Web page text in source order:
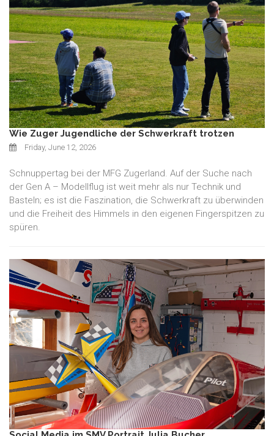
Wie Zuger Jugendliche der Schwerkraft trotzen
Friday, June 12, 2026
Schnuppertag bei der MFG Zugerland. Auf der Suche nach
der Gen A – Modellflug ist weit mehr als nur Technik und
Basteln; es ist die Faszination, die Schwerkraft zu überwinden
und die Freiheit des Himmels in den eigenen Fingerspitzen zu
spüren.